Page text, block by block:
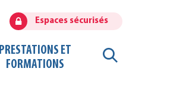
Espaces sécurisés
PRESTATIONS ET
FORMATIONS